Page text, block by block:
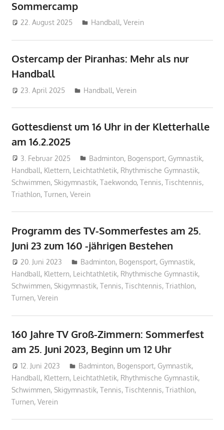
Sommercamp
22. August 2025 Sebastian Wiedling
Handball,Verein
Ostercamp der Piranhas: Mehr als nur
Handball
23. April 2025 Sebastian Wiedling
Handball,Verein
Gottesdienst um 16 Uhr in der Kletterhalle
am 16.2.2025
3. Februar 2025 Geschaeftsstelle
Badminton, Bogensport, Gymnastik,
Handball, Klettern, Leichtathletik, Rhythmische Gymnastik,
Schwimmen, Skigymnastik, Taekwondo, Tennis, Tischtennis,
Triathlon, Turnen, Verein
Programm des TV-Sommerfestes am 25.
Juni 23 zum 160 -jährigen Bestehen
20. Juni 2023 Geschaeftsstelle
Badminton, Bogensport, Gymnastik,
Handball, Klettern, Leichtathletik, Rhythmische Gymnastik,
Schwimmen, Skigymnastik, Tennis, Tischtennis, Triathlon,
Turnen, Verein
160 Jahre TV Groß-Zimmern: Sommerfest
am 25. Juni 2023, Beginn um 12 Uhr
12. Juni 2023 Geschaeftsstelle
Badminton, Bogensport, Gymnastik,
Handball, Klettern, Leichtathletik, Rhythmische Gymnastik,
Schwimmen, Skigymnastik, Tennis, Tischtennis, Triathlon,
Turnen, Verein